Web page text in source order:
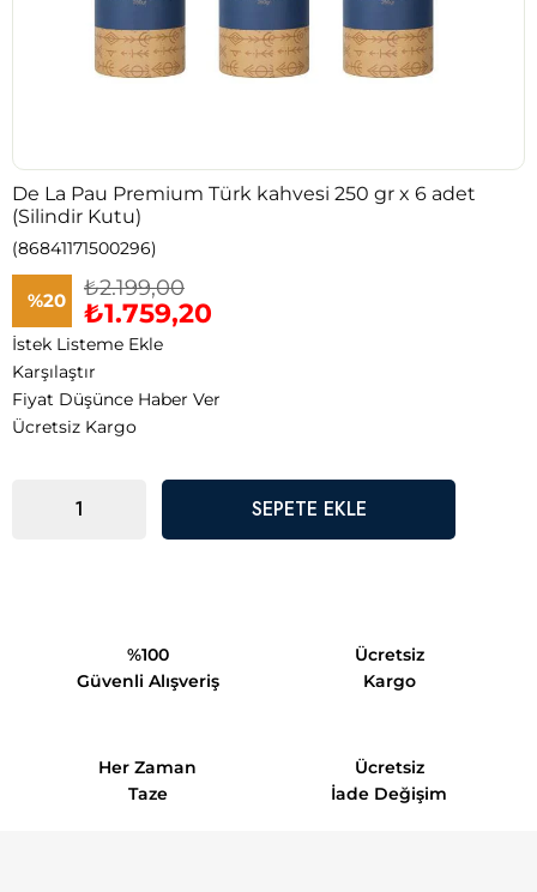
De La Pau Premium Türk kahvesi 250 gr x 6 adet
(Silindir Kutu)
(86841171500296)
%20
İndirim
₺2.199,00
₺1.759,20
İstek Listeme Ekle
Karşılaştır
Fiyat Düşünce Haber Ver
Ücretsiz Kargo
%100
Güvenli Alışveriş
Ücretsiz
Kargo
Her Zaman
Taze
Ücretsiz
İade Değişim